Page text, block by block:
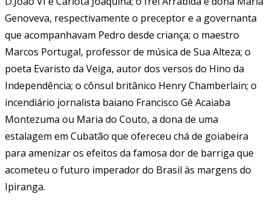
Genoveva, respectivamente o preceptor e a governanta
que acompanhavam Pedro desde criança; o maestro
Marcos Portugal, professor de música de Sua Alteza; o
poeta Evaristo da Veiga, autor dos versos do Hino da
Independência; o cônsul britânico Henry Chamberlain; o
incendiário jornalista baiano Francisco Gê Acaiaba
Montezuma ou Maria do Couto, a dona de uma
estalagem em Cubatão que ofereceu chá de goiabeira
para amenizar os efeitos da famosa dor de barriga que
acometeu o futuro imperador do Brasil às margens do
Ipiranga.